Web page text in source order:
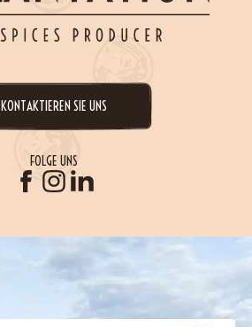
KONTAKTIEREN SIE UNS
FOLGE UNS